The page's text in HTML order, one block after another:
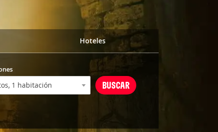
Hoteles